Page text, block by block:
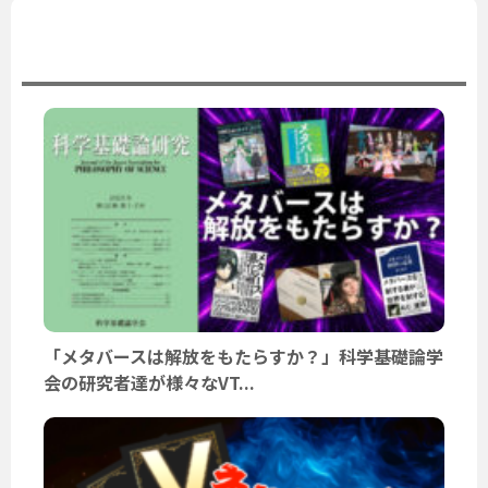
「メタバースは解放をもたらすか？」科学基礎論学
会の研究者達が様々なVT...